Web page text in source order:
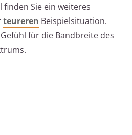
Sie ein weiteres
teureren Beispielsituation.
für die Bandbreite des